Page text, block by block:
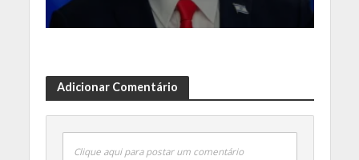
Adicionar Comentário
Clique aqui para postar um comentário